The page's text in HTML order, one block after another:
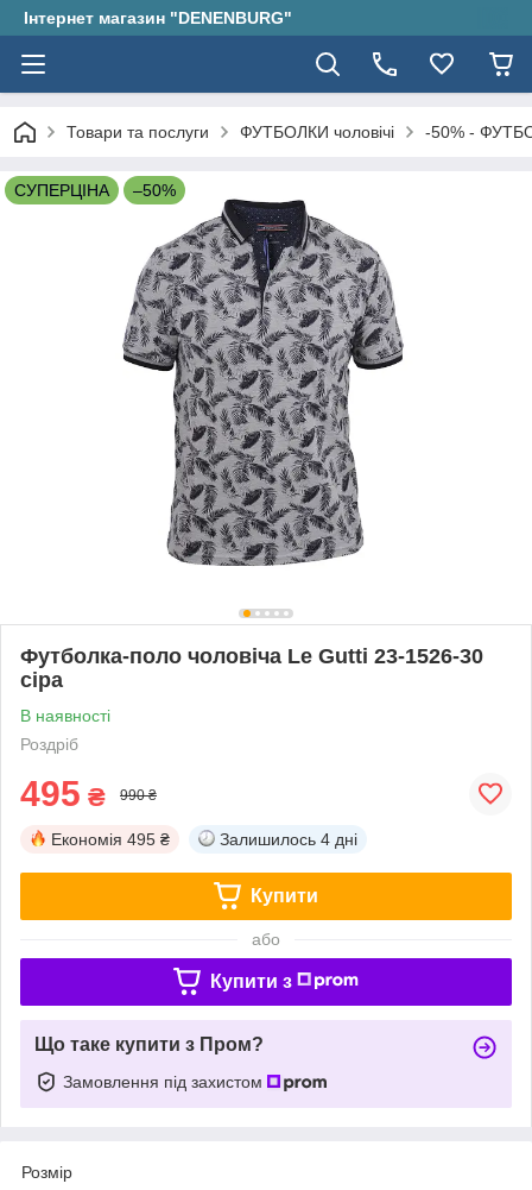
Інтернет магазин "DENENBURG"
Товари та послуги ФУТБОЛКИ чоловічі -50% -
СУПЕРЦІНА –50%
Футболка-поло чоловіча Le Gutti 23-1526-30
сіра
В наявності
Роздріб
495 ₴ 990 ₴
Економія 495 ₴ Залишилось 4 дні
Купити
або
Купити з
Що таке купити з Пром?
Замовлення під захистом
Розмір